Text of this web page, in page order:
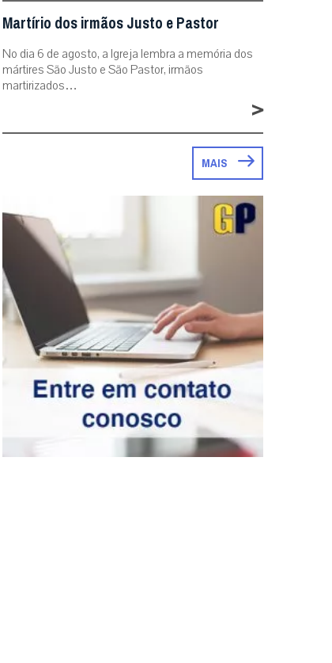
Martírio dos irmãos Justo e Pastor
No dia 6 de agosto, a Igreja lembra a memória dos
mártires São Justo e São Pastor, irmãos
martirizados…
>
MAIS